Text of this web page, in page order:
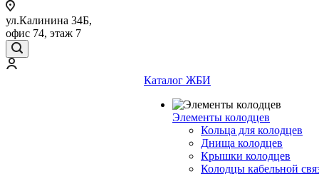
ул.Калинина 34Б,
офис 74, этаж 7
Каталог ЖБИ
Элементы колодцев
Кольца для колодцев
Днища колодцев
Крышки колодцев
Колодцы кабельной